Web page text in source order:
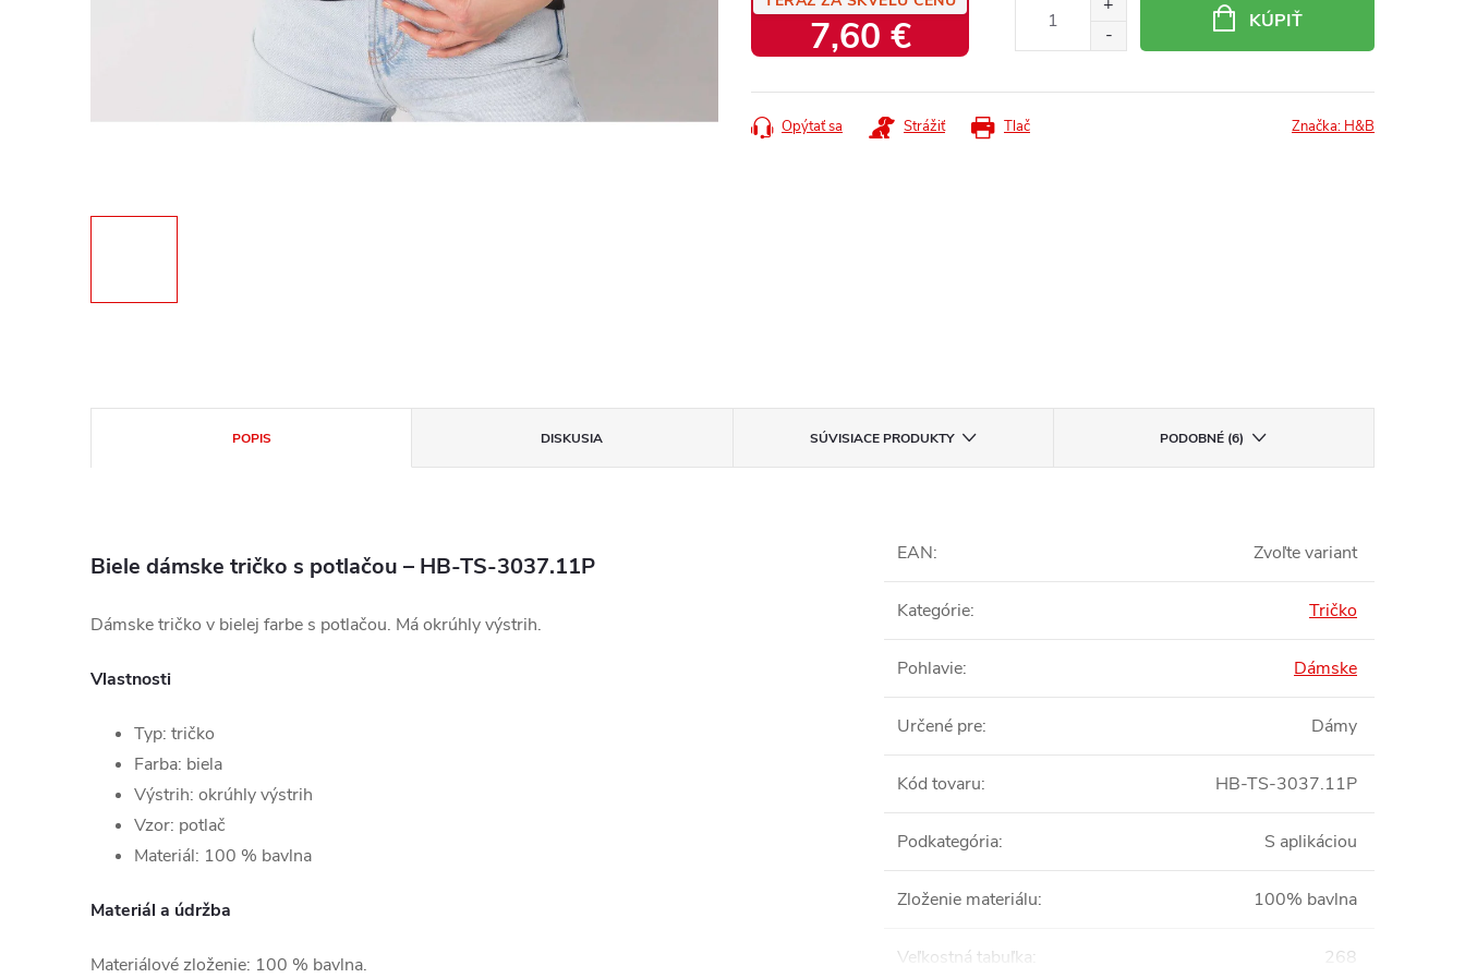
7,60 €
cena:
KÚPIŤ
Tlač
Opýtať sa Strážiť Značka: H&B
POPIS DISKUSIA SÚVISIACE PRODUKTY PODOBNÉ (6)
Biele dámske tričko s potlačou – HB-TS-3037.11P
Dámske tričko v bielej farbe s potlačou. Má okrúhly výstrih.
Vlastnosti
Typ: tričko
Farba: biela
Výstrih: okrúhly výstrih
Vzor: potlač
Materiál: 100 % bavlna
Materiál a údržba
Materiálové zloženie: 100 % bavlna.
EAN: Zvoľte variant
Kategórie: Tričko
Pohlavie: Dámske
Určené pre: Dámy
Kód tovaru: HB-TS-3037.11P
Podkategória: S aplikáciou
Zloženie materiálu: 100% bavlna
Veľkostná tabuľka: 268